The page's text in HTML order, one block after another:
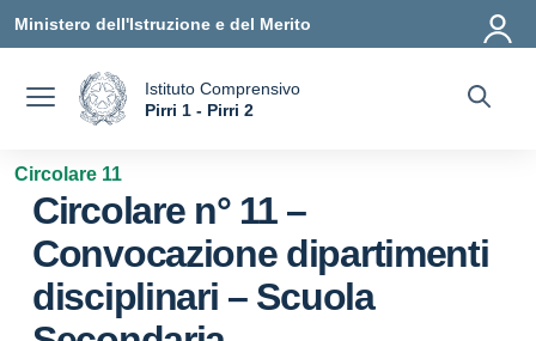
Vai ai contenuti
Vai al menu di navigazione
Vai al footer
Ministero dell'Istruzione e del Merito
Istituto Comprensivo
Pirri 1 - Pirri 2
Circolare 11
Circolare n° 11 –
Convocazione dipartimenti
disciplinari – Scuola